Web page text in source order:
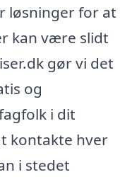
løsninger for at
kan være slidt
gør vi det
og
i dit
kontakte hver
i stedet